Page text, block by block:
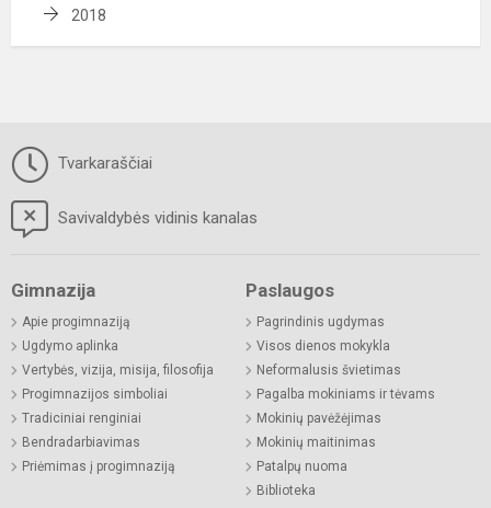
2018
Tvarkaraščiai
Savivaldybės vidinis kanalas
Gimnazija
Apie progimnaziją
Ugdymo aplinka
Vertybės, vizija, misija, filosofija
Progimnazijos simboliai
Tradiciniai renginiai
Bendradarbiavimas
Priėmimas į progimnaziją
Paslaugos
Pagrindinis ugdymas
Visos dienos mokykla
Neformalusis švietimas
Pagalba mokiniams ir tėvams
Mokinių pavėžėjimas
Mokinių maitinimas
Patalpų nuoma
Biblioteka